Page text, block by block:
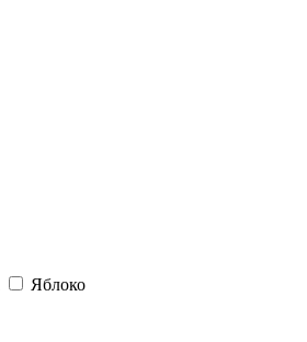
Яблоко